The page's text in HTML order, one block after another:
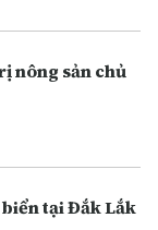
nông sản chủ
tại Đắk Lắk